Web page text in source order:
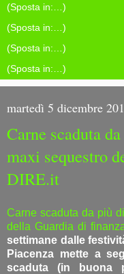
martedì 5 dicembre
Carne scaduta
maxi sequestro
DIRE.it
Carne scaduta da più
della Guardia di
settimane dalle
Piacenza mette a
scaduta (in buona